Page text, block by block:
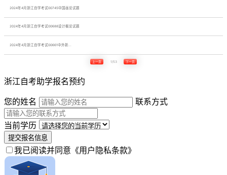
2024年4月浙江自学考试00745中国画论试题
2024年4月浙江自学考试00688设计概论试题
2024年4月浙江自学考试00661中外新...
上一页 1/53 下一页
浙江自考助学报名预约
您的姓名
联系方式
当前学历
提交报名信息
我已阅读并同意 《用户隐私条款》